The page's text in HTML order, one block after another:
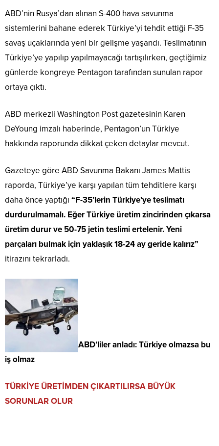
ABD’nin Rusya’dan alınan S-400 hava savunma
sistemlerini bahane ederek Türkiye’yi tehdit ettiği F-35
savaş uçaklarında yeni bir gelişme yaşandı. Teslimatının
Türkiye’ye yapılıp yapılmayacağı tartışılırken, geçtiğimiz
günlerde kongreye Pentagon tarafından sunulan rapor
ortaya çıktı.
ABD merkezli Washington Post gazetesinin Karen
DeYoung imzalı haberinde, Pentagon’un Türkiye
hakkında raporunda dikkat çeken detaylar mevcut.
Gazeteye göre ABD Savunma Bakanı James Mattis
raporda, Türkiye’ye karşı yapılan tüm tehditlere karşı
daha önce yaptığı “F-35’lerin Türkiye’ye teslimatı
durdurulmamalı. Eğer Türkiye üretim zincirinden çıkarsa
üretim durur ve 50-75 jetin teslimi ertelenir. Yeni
parçaları bulmak için yaklaşık 18-24 ay geride kalırız”
itirazını tekrarladı.
ABD’liler anladı: Türkiye olmazsa bu
iş olmaz
TÜRKİYE ÜRETİMDEN ÇIKARTILIRSA BÜYÜK
SORUNLAR OLUR